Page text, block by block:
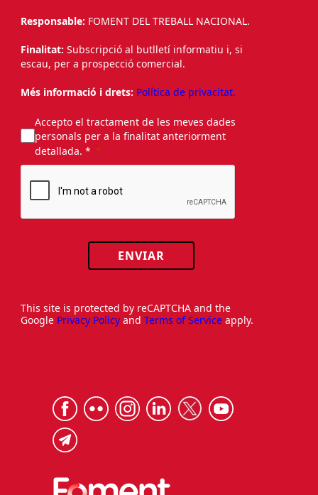
Responsable: FOMENT DEL TREBALL NACIONAL.
Finalitat: Subscripció al butlletí informatiu i, si
escau, per a prospecció comercial.
Més informació i drets: Política de privacitat.
Accepto el tractament de les meves dades
personals per a la finalitat anteriorment
detallada. *
ENVIAR
This site is protected by reCAPTCHA and the
Google Privacy Policy and Terms of Service apply.